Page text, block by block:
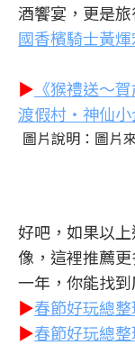
酒饗宴，更是
國香檳騎士黃
▶ 《猴禮送～
渡假村‧神仙
圖片說明：圖片
好吧，如果以
像，這裡推薦
一年，你能找到
▶春節好玩總整
▶春節好玩總整